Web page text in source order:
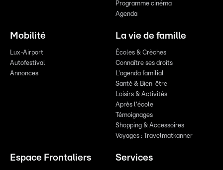
Programme cinéma
Agenda
Mobilité
Lux-Airport
Autofestival
Annonces
La vie de famille
Écoles & Crèches
Connaître ses droits
L'agenda familial
Santé & Bien-être
Loisirs & Activités
Après l'école
Témoignages
Shopping & Accessoires
Voyages : Travelmatkanner
Espace Frontaliers Services